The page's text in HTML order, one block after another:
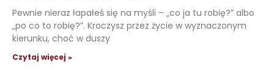
Pewnie nieraz łapałeś się na myśli – „co ja tu robię?” albo
„po co to robię?”. Kroczysz przez życie w wyznaczonym
kierunku, choć w duszy
Czytaj więcej »